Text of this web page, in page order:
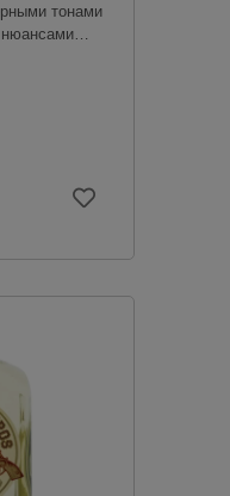
тонами
нюансами
аромат с
специй.
в
не
для
алкоголя